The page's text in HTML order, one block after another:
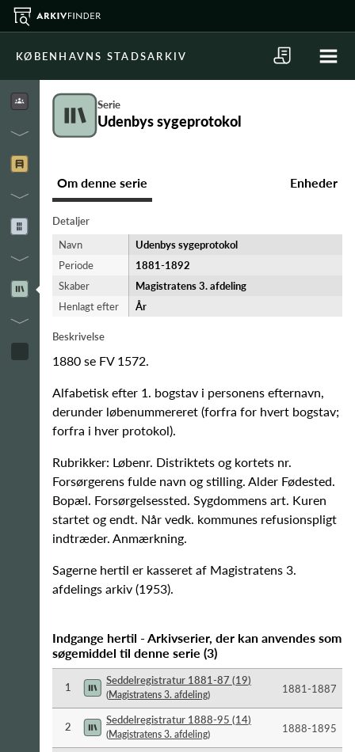
KØBENHAVNS STADSARKIV
Serie
Udenbys sygeprotokol
Om denne serie Enheder
Detaljer
Navn
Udenbys sygeprotokol
Periode
1881-​1892
Skaber
Magistratens 3. afdeling
Henlagt efter
År
Beskrivelse
1880 se FV 1572.
Alfabetisk efter 1. bogstav i personens efternavn,
derunder løbenummereret (forfra for hvert bogstav;
forfra i hver protokol).
Rubrikker: Løbenr. Distriktets og kortets nr.
Forsørgerens fulde navn og stilling. Alder Fødested.
Bopæl. Forsørgelsessted. Sygdommens art. Kuren
startet og endt. Når vedk. kommunes refusionspligt
indtræder. Anmærkning.
Sagerne hertil er kasseret af Magistratens 3.
afdelings arkiv (1953).
Indgange hertil - Arkivserier, der kan anvendes som
søgemiddel til denne serie (3)
1
Seddelregistratur 1881-87 (19)
(Magistratens 3. afdeling) 1881-​1887
2
Seddelregistratur 1888-95 (14)
(Magistratens 3. afdeling) 1888-​1895